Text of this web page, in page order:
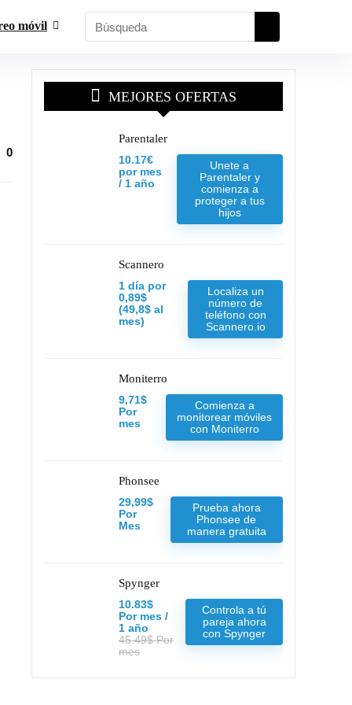
móvil
0
MEJORES OFERTAS
Parentaler
10.17€
por mes
/ 1 año
Unete a
Parentaler y
comienza a
proteger a tus
hijos
Scannero
1 día por
0,89$
(49,8$ al
mes)
Localiza un
número de
teléfono con
Scannero.io
Moniterro
9,71$
Por
mes
Comienza a
monitorear móviles
con Moniterro
Phonsee
29,99$
Por
Mes
Prueba ahora
Phonsee de
manera gratuita
Spynger
10.83$
Por mes /
1 año
45.49$ Por
mes
Controla a tú
pareja ahora
con Spynger